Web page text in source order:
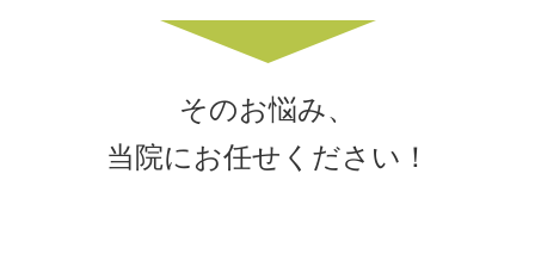
そのお悩み、
当院にお任せください！